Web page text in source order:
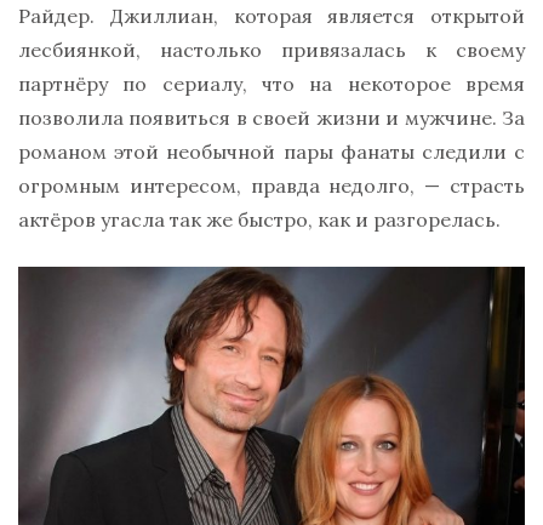
Райдер. Джиллиан, которая является открытой
лесбиянкой, настолько привязалась к своему
партнёру по сериалу, что на некоторое время
позволила появиться в своей жизни и мужчине. За
романом этой необычной пары фанаты следили с
огромным интересом, правда недолго, — страсть
актёров угасла так же быстро, как и разгорелась.